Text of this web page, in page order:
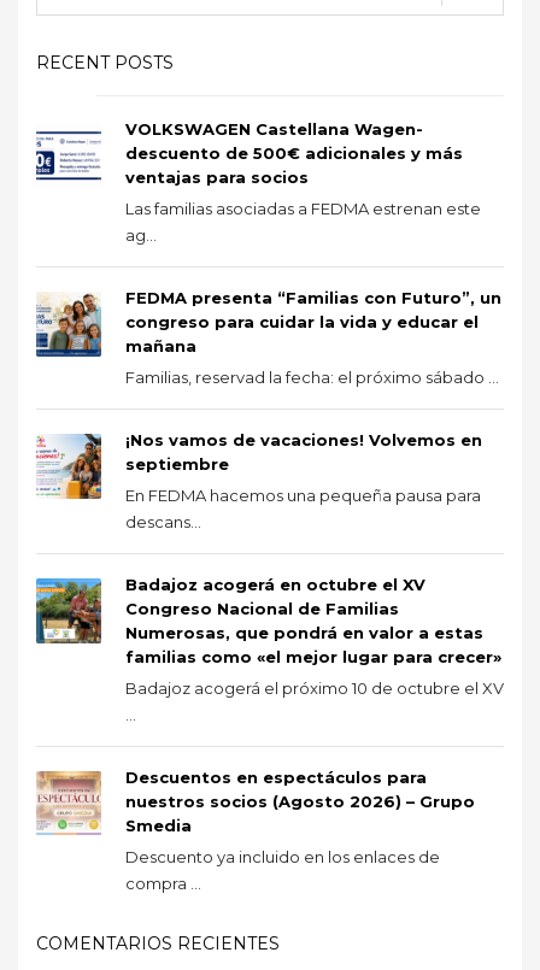
RECENT POSTS
VOLKSWAGEN Castellana Wagen-
descuento de 500€ adicionales y más
ventajas para socios
Las familias asociadas a FEDMA estrenan este
ag...
FEDMA presenta “Familias con Futuro”, un
congreso para cuidar la vida y educar el
mañana
Familias, reservad la fecha: el próximo sábado ...
¡Nos vamos de vacaciones! Volvemos en
septiembre
En FEDMA hacemos una pequeña pausa para
descans...
Badajoz acogerá en octubre el XV
Congreso Nacional de Familias
Numerosas, que pondrá en valor a estas
familias como «el mejor lugar para crecer»
Badajoz acogerá el próximo 10 de octubre el XV
Descuentos en espectáculos para
nuestros socios (Agosto 2026) – Grupo
Smedia
Descuento ya incluido en los enlaces de
compra ...
COMENTARIOS RECIENTES